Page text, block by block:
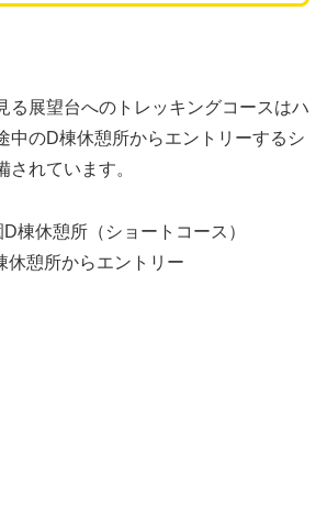
る展望台へのトレッキングコースはハ
中のD棟休憩所からエントリーするシ
されています。
棟休憩所（ショートコース）
休憩所からエントリー